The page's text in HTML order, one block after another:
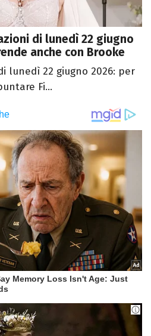
di lunedì 22 giugno
anche con Brooke
lunedì 22 giugno 2026: per
Fi...